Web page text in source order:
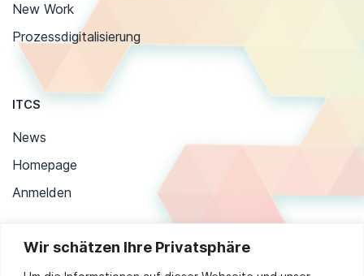
Wir schätzen Ihre Privatsphäre
New Work
Prozessdigitalisierung
ITCS
News
Homepage
Anmelden